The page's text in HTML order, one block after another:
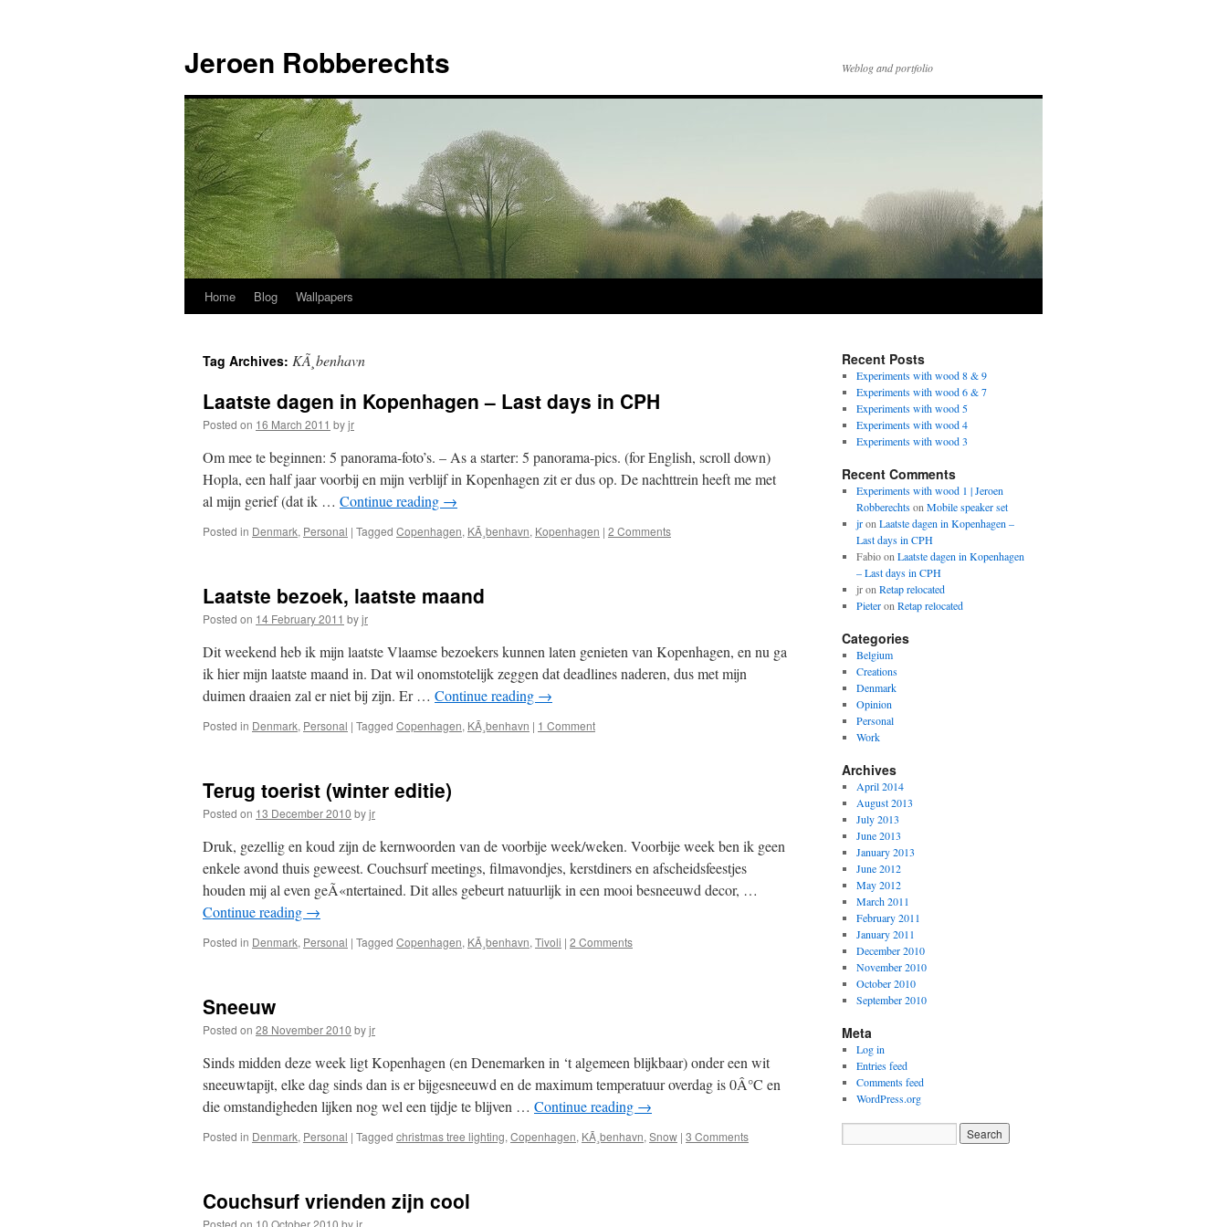
Jeroen Robberechts Weblog and portfolio
Skip
content
Home Blog Wallpapers
Tag Archives: KÃ¸benhavn
Laatste dagen in Kopenhagen – Last days in CPH
Posted on 16 March 2011 byjr
Om mee te beginnen: 5 panorama-foto’s. – As a starter: 5 panorama-pics. (for English, scroll down)
Hopla, een half jaar voorbij en mijn verblijf in Kopenhagen zit er dus op. De nachttrein heeft me met
al mijn gerief (dat ik … Continue reading →
Posted in Denmark, Personal | Tagged Copenhagen, KÃ¸benhavn, Kopenhagen | 2 Comments
Laatste bezoek, laatste maand
Posted on 14 February 2011 byjr
Dit weekend heb ik mijn laatste Vlaamse bezoekers kunnen laten genieten van Kopenhagen, en nu ga
ik hier mijn laatste maand in. Dat wil onomstotelijk zeggen dat deadlines naderen, dus met mijn
duimen draaien zal er niet bij zijn. Er … Continue reading →
Posted in Denmark, Personal | Tagged Copenhagen, KÃ¸benhavn | 1 Comment
Terug toerist (winter editie)
Posted on 13 December 2010 byjr
Druk, gezellig en koud zijn de kernwoorden van de voorbije week/weken. Voorbije week ben ik geen
enkele avond thuis geweest. Couchsurf meetings, filmavondjes, kerstdiners en afscheidsfeestjes
houden mij al even geÃ«ntertained. Dit alles gebeurt natuurlijk in een mooi besneeuwd decor, …
Continue reading →
Posted in Denmark, Personal | Tagged Copenhagen, KÃ¸benhavn, Tivoli | 2 Comments
Sneeuw
Posted on 28 November 2010 byjr
Sinds midden deze week ligt Kopenhagen (en Denemarken in ‘t algemeen blijkbaar) onder een wit
sneeuwtapijt, elke dag sinds dan is er bijgesneeuwd en de maximum temperatuur overdag is 0Â°C en
die omstandigheden lijken nog wel een tijdje te blijven … Continue reading →
Posted in Denmark, Personal | Tagged christmas tree lighting, Copenhagen, KÃ¸benhavn, Snow | 3 Comments
Couchsurf vrienden zijn cool
Posted on 10 October 2010 byjr
Recent Posts
Experiments with wood 8 & 9
Experiments with wood 6 & 7
Experiments with wood 5
Experiments with wood 4
Experiments with wood 3
Recent Comments
Experiments with wood 1 | Jeroen
Robberechtson Mobile speaker set
jron Laatste dagen in Kopenhagen –
Last days in CPH
Fabioon Laatste dagen in Kopenhagen
– Last days in CPH
jron Retap relocated
Pieteron Retap relocated
Categories
Belgium
Creations
Denmark
Opinion
Personal
Work
Archives
April 2014
August 2013
July 2013
June 2013
January 2013
June 2012
May 2012
March 2011
February 2011
January 2011
December 2010
November 2010
October 2010
September 2010
Meta
Log in
Entries feed
Comments feed
WordPress.org